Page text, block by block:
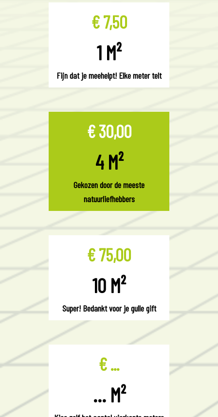
€ 7,50
1 M²
Fijn dat je meehelpt! Elke meter telt
€ 30,00
4 M²
Gekozen door de meeste
natuurliefhebbers
€ 75,00
10 M²
Super! Bedankt voor je gulle gift
€ ...
... M²